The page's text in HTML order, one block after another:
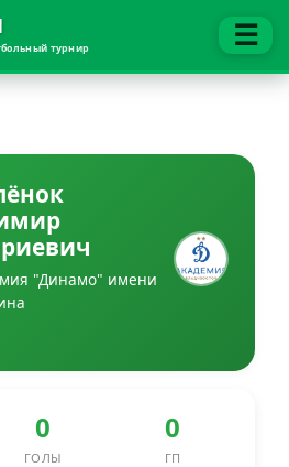
турнир ☰
"Динамо" имени
0
ГОЛЫ
0
ГП